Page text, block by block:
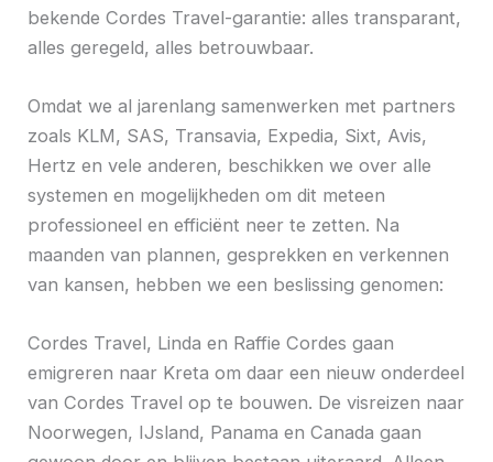
bekende Cordes Travel-garantie: alles transparant,
alles geregeld, alles betrouwbaar.
Omdat we al jarenlang samenwerken met partners
zoals KLM, SAS, Transavia, Expedia, Sixt, Avis,
Hertz en vele anderen, beschikken we over alle
systemen en mogelijkheden om dit meteen
professioneel en efficiënt neer te zetten. Na
maanden van plannen, gesprekken en verkennen
van kansen, hebben we een beslissing genomen:
Cordes Travel, Linda en Raffie Cordes gaan
emigreren naar Kreta om daar een nieuw onderdeel
van Cordes Travel op te bouwen. De visreizen naar
Noorwegen, IJsland, Panama en Canada gaan